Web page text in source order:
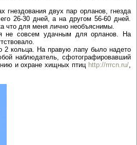
гнездования двух пар орланов, гнезда
26-30 дней, а на другом 56-60 дней.
что для меня лично необъяснимы.
не совсем удачным для орланов. На
2 кольца. На правую лапу было надето
наблюдатель, сфотографировавший
и охране хищных птиц http://rrrcn.ru/,